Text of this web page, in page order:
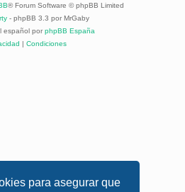
para asegurar que
® Forum Software © phpBB Limited
- phpBB 3.3 por MrGaby
español por phpBB España
| Condiciones